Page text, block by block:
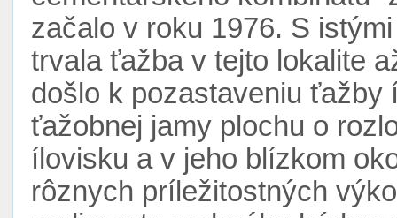
začalo v roku 1976. S
trvala ťažba v tejto lokalite
došlo k pozastaveniu ťažby
ťažobnej jamy plochu o
ílovisku a v jeho blízkom
rôznych príležitostných